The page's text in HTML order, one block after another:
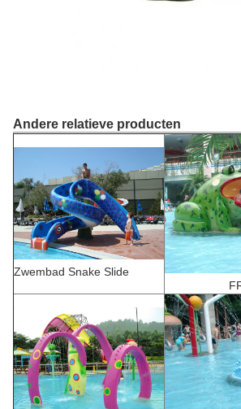
Andere relatieve producten
Zwembad Snake Slide
F